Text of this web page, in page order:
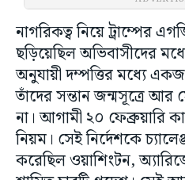
নাগরিকত্ব নিয়ে ট্রাম্পের
ছড়িয়েছিল অভিবাসীদের
অনুযায়ী দম্পত্তির মধ্যে
তাঁদের সন্তান জন্মসূত্রে আর
না। আগামী ২০ ফেব্রুয়ারি
নিয়ম। সেই নির্দেশকে
করেছিল ওয়াশিংটন,